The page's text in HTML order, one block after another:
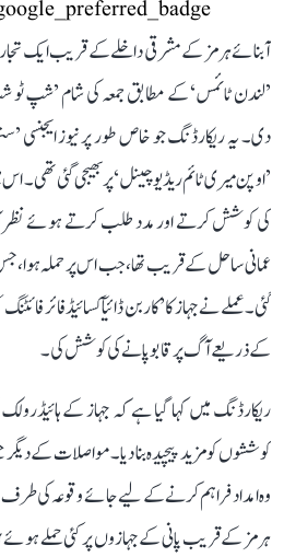
آبنائے ہرمز کے مشرقی داخلے کے قریب ایک
’لندن ٹائمس‘ کے مطابق جمعہ کی شام ’شپ ٹو
دی۔ یہ ریکارڈنگ جو خاص طور پر نیوز ایجنسی
’اوپن میری ٹائم ریڈیو چینل‘ پر بھیجی گئی تھی۔
کی کوشش کرتے اور مدد طلب کرتے ہوئے نظر
عمانی ساحل کے قریب تھا، جب اس پر حملہ
گئی۔ عملے نے جہاز کا ’کاربن ڈائیآکسائیڈ فائر
کے ذریعے آگ پر قابو پانے کی کوشش کی۔
ریکارڈنگ میں کہا گیا ہے کہ جہاز کے
کوششوں کو مزید پیچیدہ بنا دیا۔ مواصلات کے
وہ امداد فراہم کرنے کے لیے جائے وقوعہ کی
ہرمز کے قریب پانی کے جہازوں پر کئی حملے ہوئے